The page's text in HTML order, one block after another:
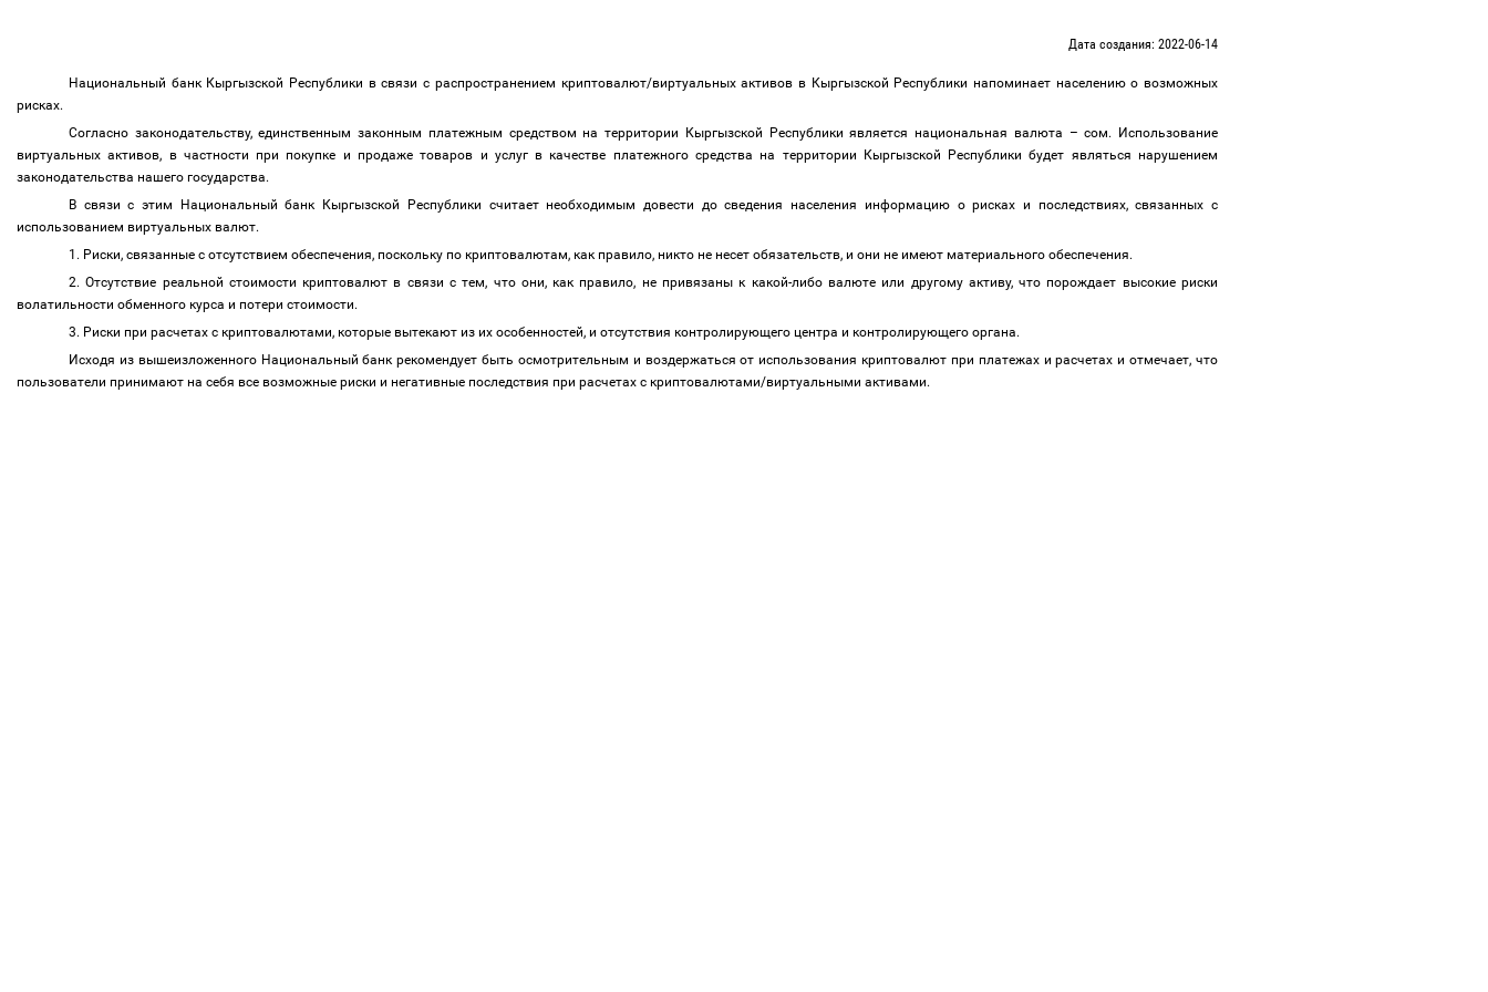
Дата создания: 2022-06-14
Национальный банк Кыргызской Республики в связи с распространением криптовалют/виртуальных активов в Кыргызской Республики напоминает населению о возможных
рисках.
Согласно законодательству, единственным законным платежным средством на территории Кыргызской Республики является национальная валюта – сом. Использование
виртуальных активов, в частности при покупке и продаже товаров и услуг в качестве платежного средства на территории Кыргызской Республики будет являться нарушением
законодательства нашего государства.
В связи с этим Национальный банк Кыргызской Республики считает необходимым довести до сведения населения информацию о рисках и последствиях, связанных с
использованием виртуальных валют.
1. Риски, связанные с отсутствием обеспечения, поскольку по криптовалютам, как правило, никто не несет обязательств, и они не имеют материального обеспечения.
2. Отсутствие реальной стоимости криптовалют в связи с тем, что они, как правило, не привязаны к какой-либо валюте или другому активу, что порождает высокие риски
волатильности обменного курса и потери стоимости.
3. Риски при расчетах с криптовалютами, которые вытекают из их особенностей, и отсутствия контролирующего центра и контролирующего органа.
Исходя из вышеизложенного Национальный банк рекомендует быть осмотрительным и воздержаться от использования криптовалют при платежах и расчетах и отмечает, что
пользователи принимают на себя все возможные риски и негативные последствия при расчетах с криптовалютами/виртуальными активами.